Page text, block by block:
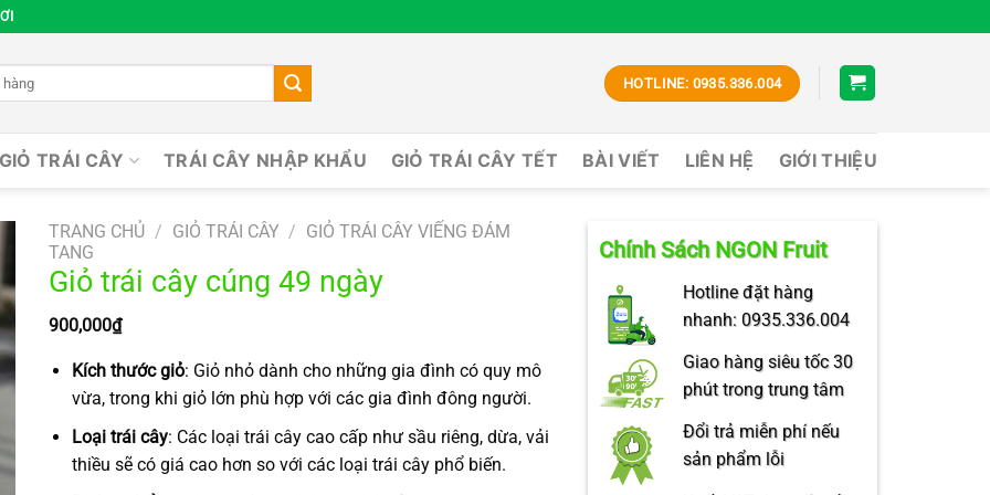
HOTLINE: 0935.336.004
GIỎ TRÁI CÂY TRÁI CÂY NHẬP KHẨU GIỎ TRÁI CÂY TẾT BÀI VIẾT LIÊN HỆ GIỚI THIỆU
TRANG CHỦ / GIỎ TRÁI CÂY / GIỎ TRÁI CÂY VIẾNG ĐÁM
TANG
Giỏ trái cây cúng 49 ngày
900,000₫
Kích thước giỏ: Giỏ nhỏ dành cho những gia đình có quy mô
vừa, trong khi giỏ lớn phù hợp với các gia đình đông người.
Loại trái cây: Các loại trái cây cao cấp như sầu riêng, dừa, vải
thiều sẽ có giá cao hơn so với các loại trái cây phổ biến.
Chính Sách NGON Fruit
Hotline đặt hàng
nhanh: 0935.336.004
Giao hàng siêu tốc 30
phút trong trung tâm
Đổi trả miễn phí nếu
sản phẩm lỗi